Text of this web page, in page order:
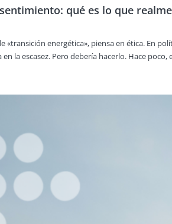
qué es lo que
«transición energética», piensa en ética. En
la escasez. Pero debería hacerlo. Hace